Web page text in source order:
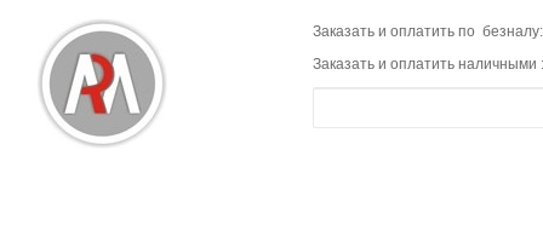
Заказать и оплатить по
Заказать и оплатить наличными